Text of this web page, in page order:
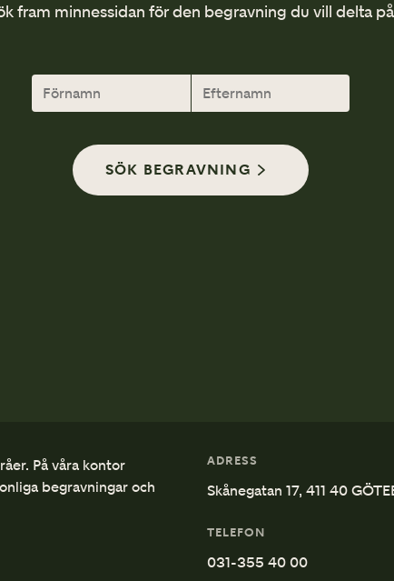
fram minnessidan för den begravning du vill delta på
SÖK BEGRAVNING
På våra kontor
begravningar och
ADRESS
Skånegatan 17, 411 40
TELEFON
031-355 40 00